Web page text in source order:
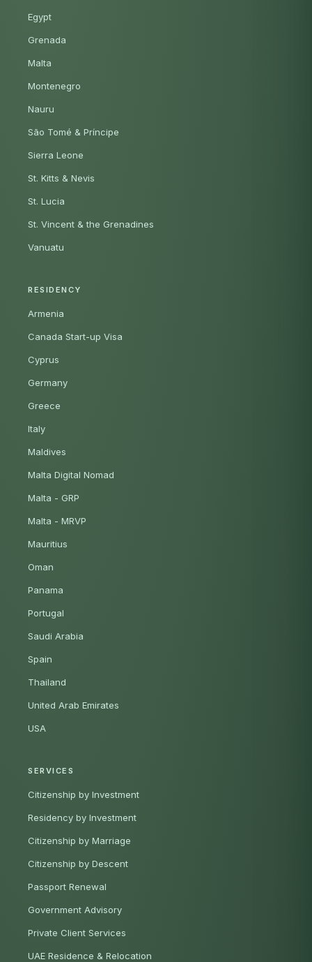
Egypt
Grenada
Malta
Montenegro
Nauru
São Tomé & Príncipe
Sierra Leone
St. Kitts & Nevis
St. Lucia
St. Vincent & the Grenadines
Vanuatu
RESIDENCY
Armenia
Canada Start-up Visa
Cyprus
Germany
Greece
Italy
Maldives
Malta Digital Nomad
Malta - GRP
Malta - MRVP
Mauritius
Oman
Panama
Portugal
Saudi Arabia
Spain
Thailand
United Arab Emirates
USA
SERVICES
Citizenship by Investment
Residency by Investment
Citizenship by Marriage
Citizenship by Descent
Passport Renewal
Government Advisory
Private Client Services
UAE Residence & Relocation